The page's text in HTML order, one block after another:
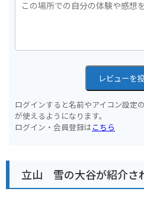
レビューを
ログインすると名前やアイコン設定
が使えるようになります。
ログイン・会員登録はこちら
立山 雪の大谷が紹介さ